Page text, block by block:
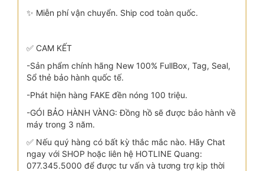
✨ Miễn phí vận chuyển. Ship cod toàn quốc.
✅ CAM KẾT
-Sản phẩm chính hãng New 100% FullBox, Tag, Seal,
Sổ thẻ bảo hành quốc tế.
-Phát hiện hàng FAKE đền nóng 100 triệu.
-GÓI BẢO HÀNH VÀNG: Đồng hồ sẽ được bảo hành về
máy trong 3 năm.
✅ Nếu quý hàng có bất kỳ thắc mắc nào. Hãy Chat
ngay với SHOP hoặc liên hệ HOTLINE Quang:
077.345.5000 để được tư vấn và tương trợ kịp thời